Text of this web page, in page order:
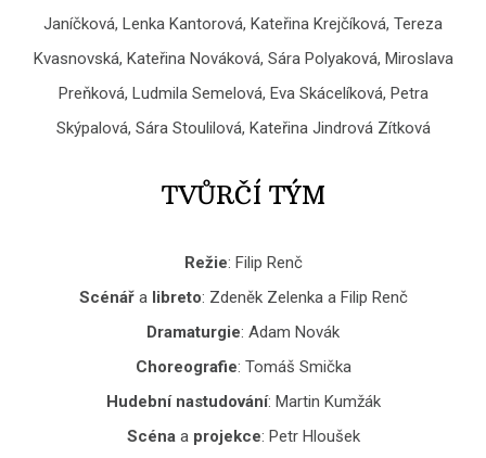
Janíčková, Lenka Kantorová, Kateřina Krejčíková, Tereza
Kvasnovská, Kateřina Nováková, Sára Polyaková, Miroslava
Preňková, Ludmila Semelová, Eva Skácelíková, Petra
Skýpalová, Sára Stoulilová, Kateřina Jindrová Zítková
TVŮRČÍ TÝM
Režie: Filip Renč
Scénářa libreto: Zdeněk Zelenka a Filip Renč
Dramaturgie: Adam Novák
Choreografie: Tomáš Smička
Hudební nastudování: Martin Kumžák
Scénaa projekce: Petr Hloušek